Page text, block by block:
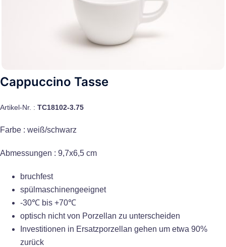
Cappuccino Tasse
Artikel-Nr. : TC18102-3.75
Farbe : weiß/schwarz
Abmessungen : 9,7x6,5 cm
bruchfest
spülmaschinengeeignet
-30℃ bis +70℃
optisch nicht von Porzellan zu unterscheiden
Investitionen in Ersatzporzellan gehen um etwa 90%
zurück